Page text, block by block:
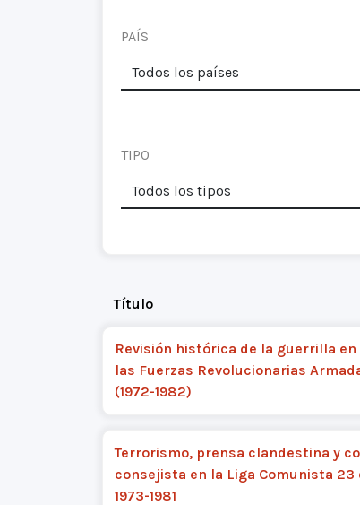
PAÍS
TIPO
Título
Revisión histórica de la guerrilla en
las Fuerzas Revolucionarias
(1972-1982)
Terrorismo, prensa clandestina y
consejista en la Liga Comunista 23
1973-1981